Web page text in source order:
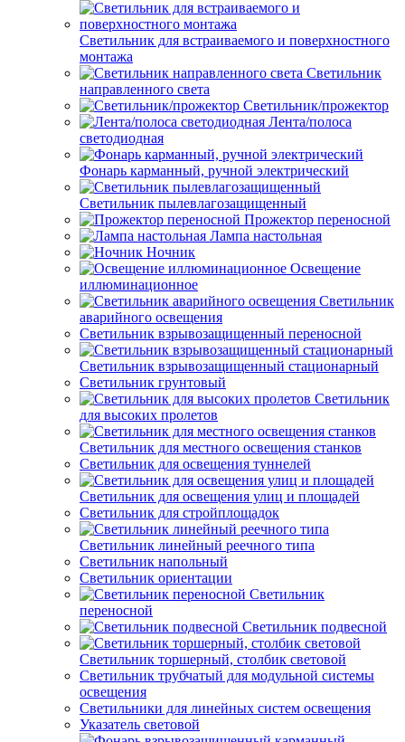
Светильник для встраиваемого и поверхностного
монтажа
Светильник
направленного света
Светильник/прожектор
Лента/полоса
светодиодная
Фонарь карманный, ручной электрический
Светильник пылевлагозащищенный
Прожектор переносной
Лампа настольная
Ночник
Освещение
иллюминационное
Светильник
аварийного освещения
Светильник взрывозащищенный переносной
Светильник взрывозащищенный стационарный
Светильник грунтовый
Светильник
для высоких пролетов
Светильник для местного освещения станков
Светильник для освещения туннелей
Светильник для освещения улиц и площадей
Светильник для стройплощадок
Светильник линейный реечного типа
Светильник напольный
Светильник ориентации
Светильник
переносной
Светильник подвесной
Светильник торшерный, столбик световой
Светильник трубчатый для модульной системы
освещения
Светильники для линейных систем освещения
Указатель световой